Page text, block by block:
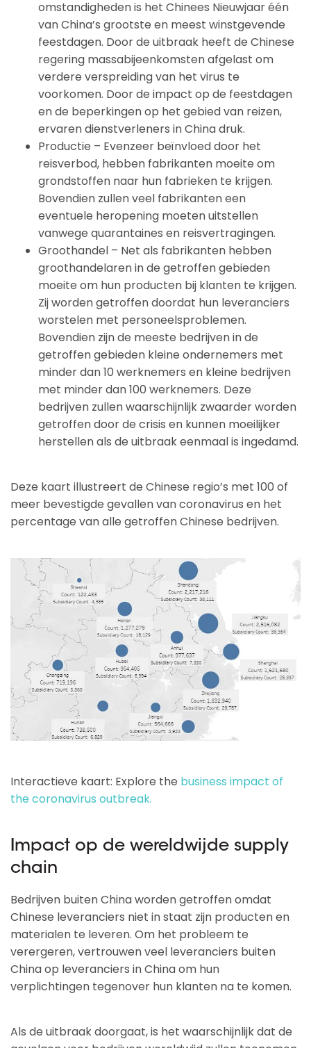
omstandigheden is het Chinees Nieuwjaar één
van China’s grootste en meest winstgevende
feestdagen. Door de uitbraak heeft de Chinese
regering massabijeenkomsten afgelast om
verdere verspreiding van het virus te
voorkomen. Door de impact op de feestdagen
en de beperkingen op het gebied van reizen,
ervaren dienstverleners in China druk.
Productie – Evenzeer beïnvloed door het
reisverbod, hebben fabrikanten moeite om
grondstoffen naar hun fabrieken te krijgen.
Bovendien zullen veel fabrikanten een
eventuele heropening moeten uitstellen
vanwege quarantaines en reisvertragingen.
Groothandel – Net als fabrikanten hebben
groothandelaren in de getroffen gebieden
moeite om hun producten bij klanten te krijgen.
Zij worden getroffen doordat hun leveranciers
worstelen met personeelsproblemen.
Bovendien zijn de meeste bedrijven in de
getroffen gebieden kleine ondernemers met
minder dan 10 werknemers en kleine bedrijven
met minder dan 100 werknemers. Deze
bedrijven zullen waarschijnlijk zwaarder worden
getroffen door de crisis en kunnen moeilijker
herstellen als de uitbraak eenmaal is ingedamd.
Deze kaart illustreert de Chinese regio’s met 100 of
meer bevestigde gevallen van coronavirus en het
percentage van alle getroffen Chinese bedrijven.
Interactieve kaart: Explore the business impact of
the coronavirus outbreak.
Impact op de wereldwijde supply
chain
Bedrijven buiten China worden getroffen omdat
Chinese leveranciers niet in staat zijn producten en
materialen te leveren. Om het probleem te
verergeren, vertrouwen veel leveranciers buiten
China op leveranciers in China om hun
verplichtingen tegenover hun klanten na te komen.
Als de uitbraak doorgaat, is het waarschijnlijk dat de